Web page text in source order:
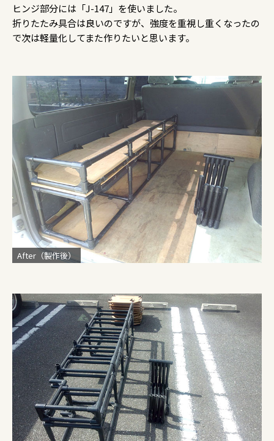
ヒンジ部分には「J-147」を使いました。
折りたたみ具合は良いのですが、強度を重視し重くなったの
で次は軽量化してまた作りたいと思います。
After（製作後）